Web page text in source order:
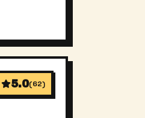
5.0(62)